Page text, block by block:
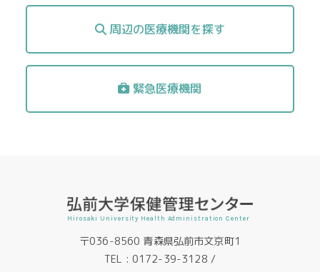
周辺の医療機関を探す
緊急医療機関
Hirosaki University Health Administration Center
〒036-8560 青森県弘前市文京町1
TEL : 0172-39-3128 /